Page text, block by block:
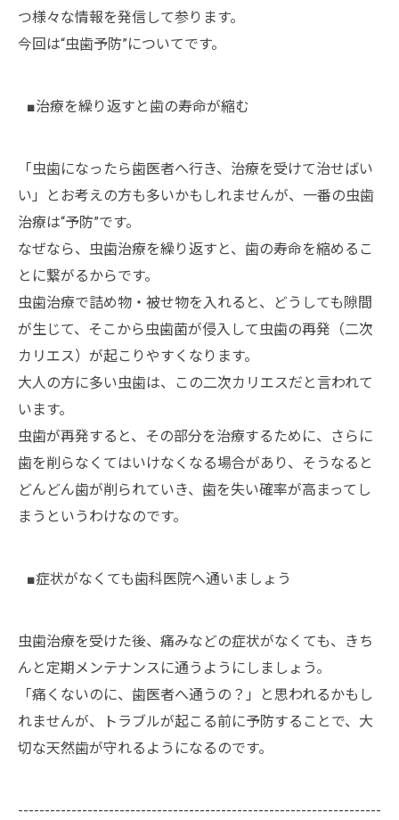
つ様々な情報を発信して参ります。
今回は“虫歯予防”についてです。
■治療を繰り返すと歯の寿命が縮む
「虫歯になったら歯医者へ行き、治療を受けて治せばい
い」とお考えの方も多いかもしれませんが、一番の虫歯
治療は“予防”です。
なぜなら、虫歯治療を繰り返すと、歯の寿命を縮めるこ
とに繋がるからです。
虫歯治療で詰め物・被せ物を入れると、どうしても隙間
が生じて、そこから虫歯菌が侵入して虫歯の再発（二次
カリエス）が起こりやすくなります。
大人の方に多い虫歯は、この二次カリエスだと言われて
います。
虫歯が再発すると、その部分を治療するために、さらに
歯を削らなくてはいけなくなる場合があり、そうなると
どんどん歯が削られていき、歯を失い確率が高まってし
まうというわけなのです。
■症状がなくても歯科医院へ通いましょう
虫歯治療を受けた後、痛みなどの症状がなくても、きち
んと定期メンテナンスに通うようにしましょう。
「痛くないのに、歯医者へ通うの？」と思われるかもし
れませんが、トラブルが起こる前に予防することで、大
切な天然歯が守れるようになるのです。
--------------------------------------------------------------------